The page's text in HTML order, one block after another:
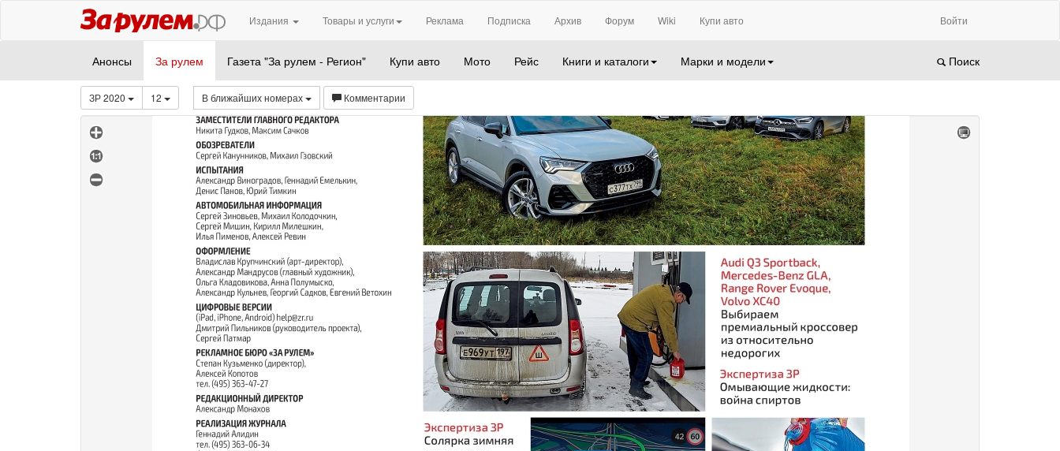
Издания Товары и услуги Реклама Подписка Архив Форум Wiki Купи авто Войти
Анонсы За рулем Газета "За рулем - Регион" Купи авто Мото Рейс Книги и каталоги Марки и модели Поиск
ЗР 2020 12 В ближайших номерах Комментарии